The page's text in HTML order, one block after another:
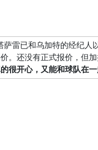
萨雷已和乌加特的经纪人
。还没有正式报价，但加
很开心，又能和球队在